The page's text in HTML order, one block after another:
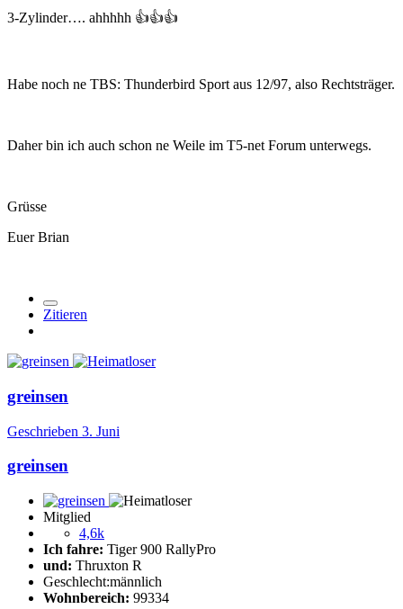
3-Zylinder…. ahhhhh 👍👍👍
Habe noch ne TBS: Thunderbird Sport aus 12/97, also Rechtsträger.
Daher bin ich auch schon ne Weile im T5-net Forum unterwegs.
Grüsse
Euer Brian
Zitieren
greinsen
Geschrieben 3. Juni
greinsen
Mitglied
4,6k
Ich fahre: Tiger 900 RallyPro
und: Thruxton R
Geschlecht:männlich
Wohnbereich: 99334